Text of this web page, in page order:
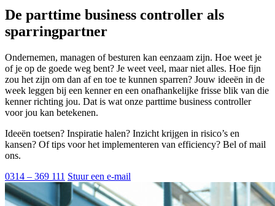
De parttime business controller als
sparringpartner
Ondernemen, managen of besturen kan eenzaam zijn. Hoe weet je
of je op de goede weg bent? Je weet veel, maar niet alles. Hoe fijn
zou het zijn om dan af en toe te kunnen sparren? Jouw ideeën in de
week leggen bij een kenner en een onafhankelijke frisse blik van die
kenner richting jou. Dat is wat onze parttime business controller
voor jou kan betekenen.
Ideeën toetsen? Inspiratie halen? Inzicht krijgen in risico’s en
kansen? Of tips voor het implementeren van efficiency? Bel of mail
ons.
0314 – 369 111 Stuur een e-mail